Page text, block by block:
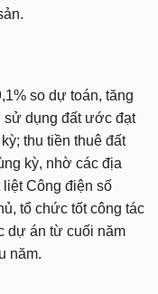
so dự toán, tăng
sử dụng đất ước đạt
thu tiền thuê đất
kỳ, nhờ các địa
Công điện số
tổ chức tốt công tác
dự án từ cuối năm
năm.